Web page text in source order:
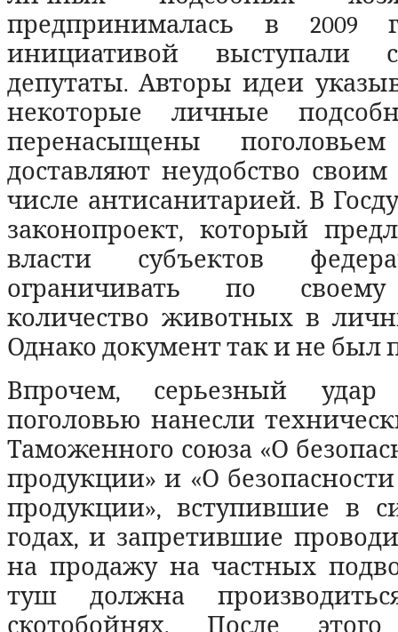
предпринималась в 2009
инициативой выступали
депутаты. Авторы идеи
некоторые личные
перенасыщены
доставляют неудобство
числе антисанитарией. В
законопроект, который
власти субъектов
ограничивать по
количество животных в
Однако документ так и не был
Впрочем, серьезный
поголовью нанесли
Таможенного союза «О
продукции» и «О
продукции», вступившие в
годах, и запретившие
на продажу на частных
туш должна
скотобойнях. После